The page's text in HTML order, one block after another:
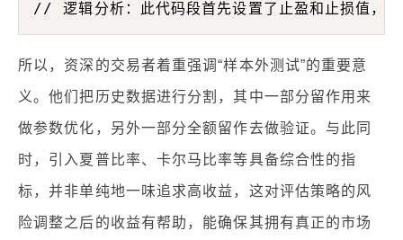
所以，资深的交易者着重强调“样本外测试”的重要意
义。他们把历史数据进行分割，其中一部分留作用来
做参数优化，另外一部分全额留作去做验证。与此同
时，引入夏普比率、卡尔马比率等具备综合性的指
标，并非单纯地一味追求高收益，这对评估策略的风
险调整之后的收益有帮助，能确保其拥有真正的市场